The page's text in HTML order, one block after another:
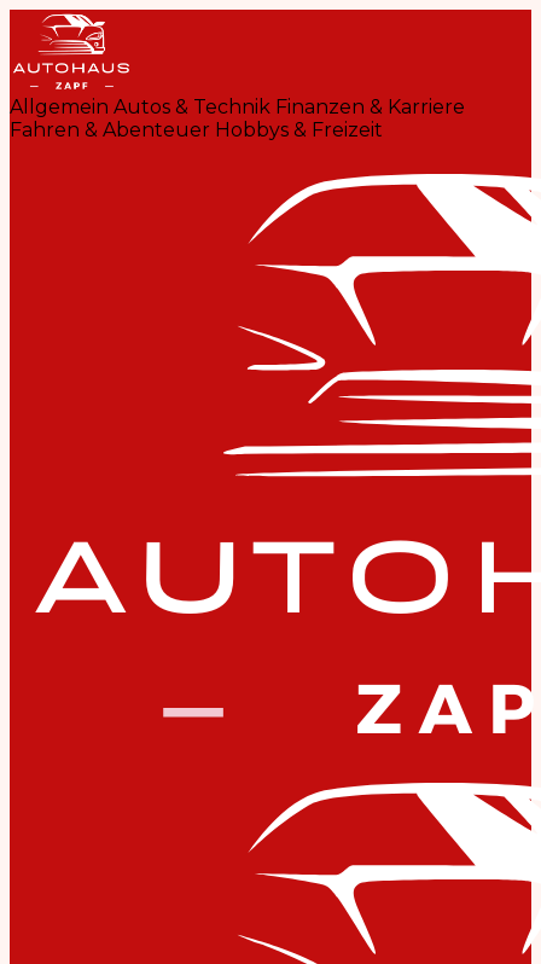
Allgemein Autos & Technik Finanzen & Karriere
Fahren & Abenteuer Hobbys & Freizeit